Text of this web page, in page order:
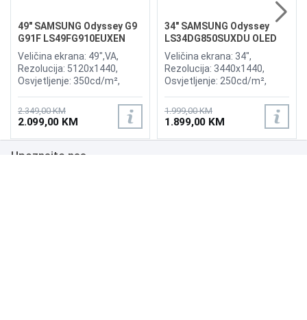
49" SAMSUNG Odyssey G9
G91F LS49FG910EUXEN
144Hz Gaming Curved
Display
Veličina ekrana: 49",VA,
Rezolucija: 5120x1440,
Osvjetljenje: 350cd/m²,
Osvježenje: 144Hz, AMD
FreeSync Premium Pro,
Priključci: 2xHDMI 2.1,
DisplayPort, 2xUSB 3.2, USB-
B
2.349,00 KM
2.099,00 KM
34" SAMSUNG Odyssey
LS34DG850SUXDU OLED
G8 175Hz Gaming Curved
Display
Veličina ekrana: 34",
Rezolucija: 3440x1440,
Osvjetljenje: 250cd/m²,
Osvježenje: 175Hz, AMD
FreeSync Premium,
Wireless LAN, Bluetooth ,
Priključci: 2xHDMI,
1.999,00 KM
1.899,00 KM
Upoznajte nas